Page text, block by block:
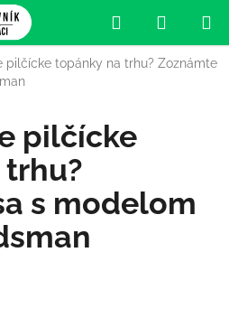
Hľadať
KOŠÍK
pilčícke topánky na trhu? Zoznámte
pilčícke
s modelom